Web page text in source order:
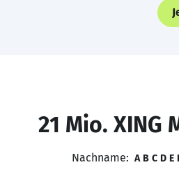
21 Mio. XING
Nachname: A B C D E